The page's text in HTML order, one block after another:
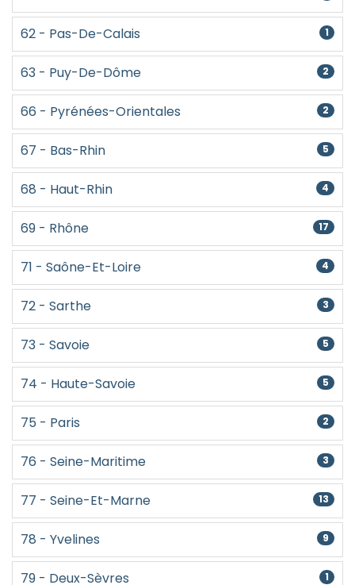
62 - Pas-De-Calais 1
63 - Puy-De-Dôme 2
66 - Pyrénées-Orientales 2
67 - Bas-Rhin 5
68 - Haut-Rhin 4
69 - Rhône 17
71 - Saône-Et-Loire 4
72 - Sarthe 3
73 - Savoie 5
74 - Haute-Savoie 5
75 - Paris 2
76 - Seine-Maritime 3
77 - Seine-Et-Marne 13
78 - Yvelines 9
79 - Deux-Sèvres 1